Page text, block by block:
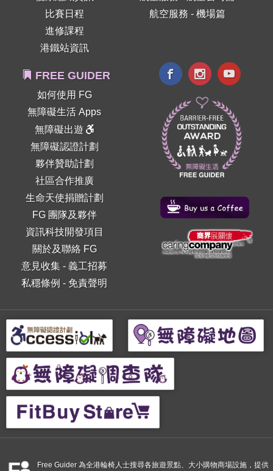
比賽日程
進修課程
港鐵站資訊
航空服務 - 機場篇
FREE GUIDER
如何使用 FG
無障礙生活 Apps
無障礙出遊
無障礙認證計劃
夥伴贊助計劃
社區合作推廣
生命天使捐贈計劃
FG 團隊及夥伴
資訊科技開發項目
關於及聯絡 FG
意見收集 -義工招募
私穩條例 - 免責聲明
Free Guider 為全港輪椅人士搜尋各旅遊景點、大小購物商場設施，提供